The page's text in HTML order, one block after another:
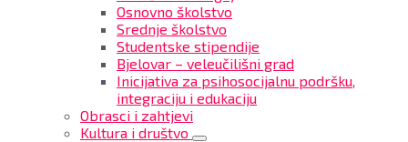
Osnovno školstvo
Srednje školstvo
Studentske stipendije
Bjelovar – veleučilišni grad
Inicijativa za psihosocijalnu podršku,
integraciju i edukaciju
Obrasci i zahtjevi
Kultura i društvo